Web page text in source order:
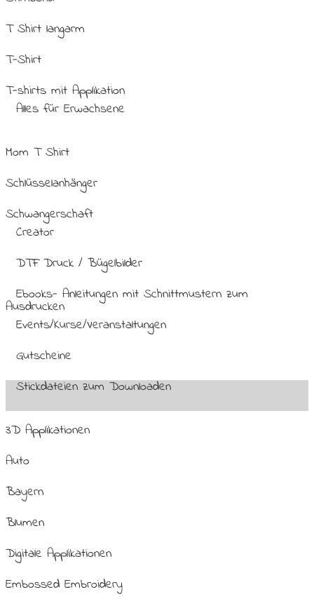
T Shirt langarm
T-Shirt
T-shirts mit Applikation
Alles für Erwachsene
Mom T Shirt
Schlüsselanhänger
Schwangerschaft
Creator
DTF Druck / Bügelbilder
Ebooks- Anleitungen mit Schnittmustern zum
Ausdrucken
Events/Kurse/Veranstaltungen
Gutscheine
Stickdateien zum Downloaden
3D Applikationen
Auto
Bayern
Blumen
Digitale Applikationen
Embossed Embroidery